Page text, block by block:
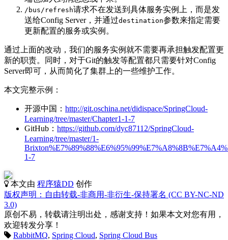
/bus/refresh请求不在发送到具体服务实例上，而是发
送给Config Server，并通过destination参数来指定需要
更新配置的服务或实例。
通过上面的改动，我们的服务实例就不需要再承担触发配置更
新的职责。同时，对于Git的触发等配置都只需要针对Config
Server即可，从而简化了集群上的一些维护工作。
本文完整示例：
开源中国： http://git.oschina.net/didispace/SpringCloud-
Learning/tree/master/Chapter1-1-7
GitHub： https://github.com/dyc87112/SpringCloud-
Learning/tree/master/1-
1-7
本文由 程序猿DD 创作
版权声明：自由转载-非商用-非衍生-保持署名 (CC BY-NC-ND
3.0)
原创不易，转载请注明出处，感谢支持！如果本文对您有用，
欢迎转发分享！
RabbitMQ, Spring Cloud, Spring Cloud Bus